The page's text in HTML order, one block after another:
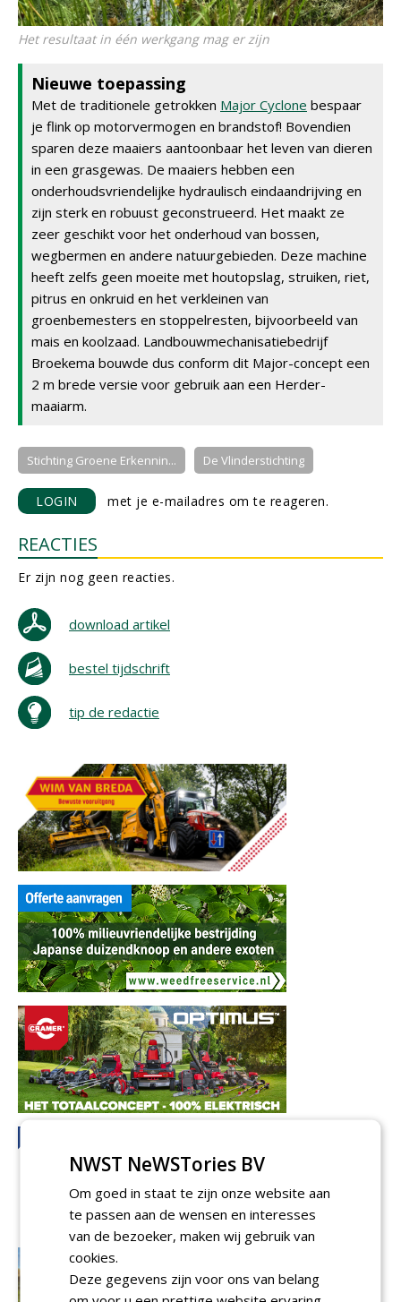
Het resultaat in één werkgang mag er zijn
Nieuwe toepassing
Met de traditionele getrokken Major Cyclone bespaar
je flink op motorvermogen en brandstof! Bovendien
sparen deze maaiers aantoonbaar het leven van dieren
in een grasgewas. De maaiers hebben een
onderhoudsvriendelijke hydraulisch eindaandrijving en
zijn sterk en robuust geconstrueerd. Het maakt ze
zeer geschikt voor het onderhoud van bossen,
wegbermen en andere natuurgebieden. Deze machine
heeft zelfs geen moeite met houtopslag, struiken, riet,
pitrus en onkruid en het verkleinen van
groenbemesters en stoppelresten, bijvoorbeeld van
mais en koolzaad. Landbouwmechanisatiebedrijf
Broekema bouwde dus conform dit Major-concept een
2 m brede versie voor gebruik aan een Herder-
maaiarm.
Stichting Groene Erkennin... De Vlinderstichting
LOGIN met je e-mailadres om te reageren.
REACTIES
Er zijn nog geen reacties.
download artikel
bestel tijdschrift
tip de redactie
NWST NeWSTories BV
Om goed in staat te zijn onze website aan
te passen aan de wensen en interesses
van de bezoeker, maken wij gebruik van
cookies.
Deze gegevens zijn voor ons van belang